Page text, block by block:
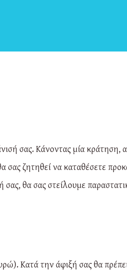
σας. Κάνοντας μία κράτηση,
σας ζητηθεί να καταθέσετε
θα σας στείλουμε
Κατά την άφιξή σας θα